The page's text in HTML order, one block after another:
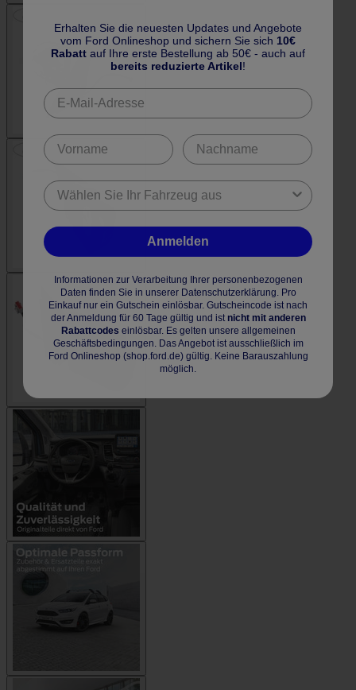
Erhalten Sie die neuesten Updates und Angebote
vom Ford Onlineshop und sichern Sie sich 10€
Rabatt auf Ihre erste Bestellung ab 50€ - auch auf
bereits reduzierte Artikel!
Anmelden
Informationen zur Verarbeitung Ihrer personenbezogenen
Daten finden Sie in unserer Datenschutzerklärung. Pro
Einkauf nur ein Gutschein einlösbar. Gutscheincode ist nach
der Anmeldung für 60 Tage gültig und ist nicht mit anderen
Rabattcodes einlösbar. Es gelten unsere allgemeinen
Geschäftsbedingungen. Das Angebot ist ausschließlich im
Ford Onlineshop (shop.ford.de) gültig. Keine Barauszahlung
möglich.